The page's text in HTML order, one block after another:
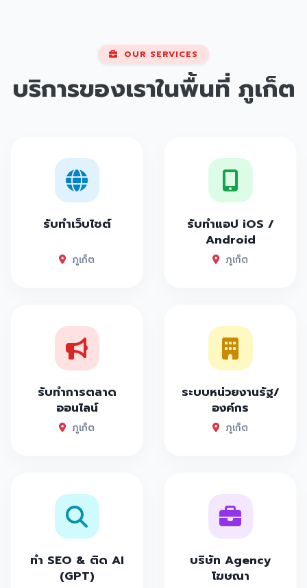
OUR SERVICES
บริการของเราในพื้นที่ ภูเก็ต
รับทำเว็บไซต์
ภูเก็ต
รับทำแอป iOS /
Android
ภูเก็ต
รับทำการตลาด
ออนไลน์
ภูเก็ต
ระบบหน่วยงานรัฐ/
องค์กร
ภูเก็ต
ทำ SEO & ติด AI
(GPT)
บริษัท Agency
โฆษณา